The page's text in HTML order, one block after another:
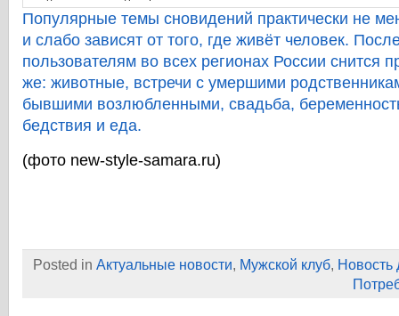
Популярные темы сновидений практически не
и слабо зависят от того, где живёт человек.
пользователям во всех регионах России снится
же: животные, встречи с умершими
бывшими возлюбленными, свадьба,
бедствия и еда.
(фото new-style-samara.ru)
Posted in Актуальные новости, Мужской клуб, Новость